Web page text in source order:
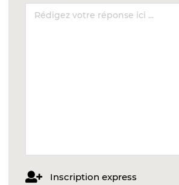
Inscription express